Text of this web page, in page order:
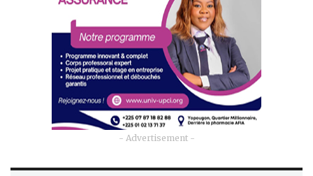
- Advertisement -